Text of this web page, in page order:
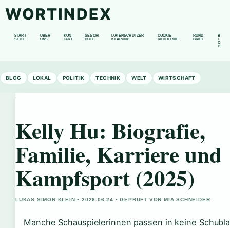
WORTINDEX
START
SEITE
ÜBER
UNS
KON
TAKT
GESCHI
CHTE
DATENSCHUTZER
KLÄRUNG
COOKIE-
RICHTLINIE
RUND
BRIEF
B
O
G
BLOG LOKAL POLITIK TECHNIK WELT WIRTSCHAFT
Kelly Hu: Biografie,
Familie, Karriere und
Kampfsport (2025)
LUKAS SIMON KLEIN • 2026-06-24 • GEPRUFT VON MIA SCHNEIDER
Manche Schauspielerinnen passen in keine